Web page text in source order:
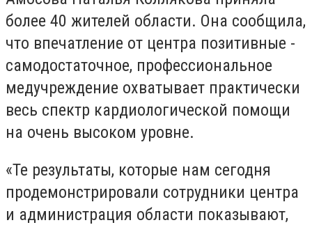
более 40 жителей области. Она сообщила,
что впечатление от центра позитивные -
самодостаточное, профессиональное
медучреждение охватывает практически
весь спектр кардиологической помощи
на очень высоком уровне.
«Те результаты, которые нам сегодня
продемонстрировали сотрудники центра
и администрация области показывают,